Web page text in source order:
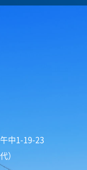
中1-19-23
）